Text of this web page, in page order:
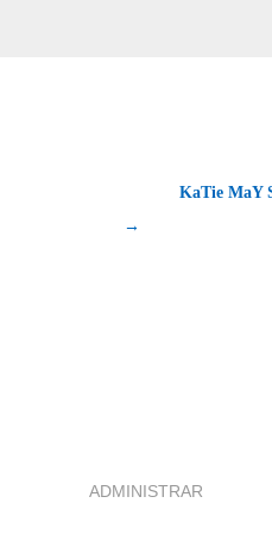
KaTie MaY
→
ADMINISTRAR